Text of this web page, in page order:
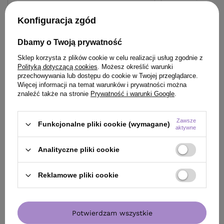
49,50 zł / szt.
49.5pkt punktów
wprowadzeniem obniżki:45,90 zł +7%
Cena katalogowa:84,89 zł -42%
Do koszyka
wprowadzeniem
Cena katalogowa:
ZOBACZ RÓWNIEŻ
Konfiguracja zgód
Dbamy o Twoją prywatność
Sklep korzysta z plików cookie w celu realizacji usług zgodnie z
Polityką dotyczącą cookies. Możesz określić warunki
przechowywania lub dostępu do cookie w Twojej przeglądarce.
Więcej informacji na temat warunków i prywatności można
znaleźć także na stronie Prywatność i warunki Google.
Funkcjonalne pliki cookie (wymagane)
Zawsze
aktywne
Analityczne pliki cookie
Reklamowe pliki cookie
Potwierdzam wszystkie